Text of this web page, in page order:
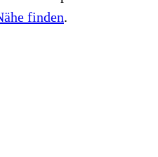
finden.